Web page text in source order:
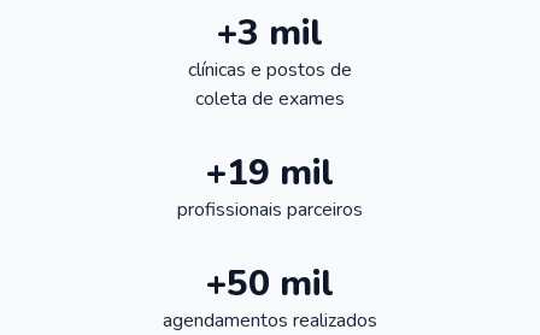
+3 mil
clínicas e postos de
coleta de exames
+19 mil
profissionais parceiros
+50 mil
agendamentos realizados